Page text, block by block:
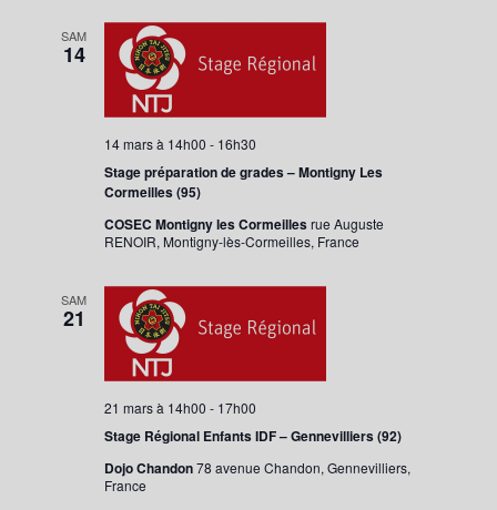
SAM
14
Stage préparation de grades – Montigny Les
Cormeilles (95)
14 mars à 14h00 - 16h30
COSEC Montigny les Cormeillesrue Auguste
RENOIR, Montigny-lès-Cormeilles, France
SAM
21
Stage Régional Enfants IDF – Gennevilliers (92)
21 mars à 14h00 - 17h00
Dojo Chandon78 avenue Chandon, Gennevilliers,
France